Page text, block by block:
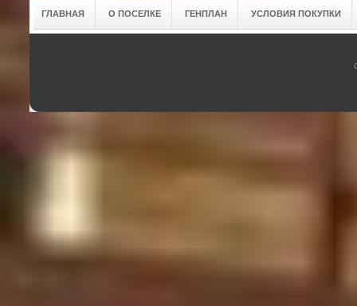
ГЛАВНАЯ О ПОСЕЛКЕ ГЕНПЛАН УСЛОВИЯ ПОКУПКИ